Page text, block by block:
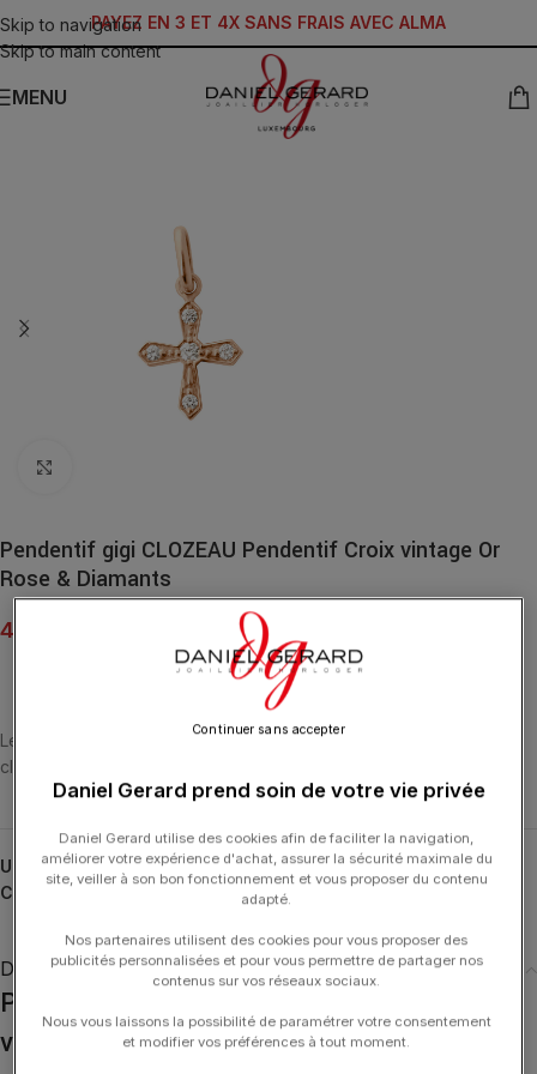
Skip to navigation
Skip to main content
PAYEZ EN 3 ET 4X SANS FRAIS AVEC ALMA
MENU
Pendentif gigi CLOZEAU Pendentif Croix vintage Or
Rose & Diamants
475.00
Le pendentif croix vintage en or rose 18 carats et diamants est un
classique de la collection Gigi.
UGS :B5CV002-R
Catégories :
Madone Pendentifs
Description
Pendentif gigi CLOZEAU Pendentif Croix
vintage Or Rose & Diamants
Daniel Gerard prend soin de votre vie privée
Daniel Gerard utilise des cookies afin de faciliter la navigation,
améliorer votre expérience d'achat, assurer la sécurité maximale du
site, veiller à son bon fonctionnement et vous proposer du contenu
adapté.
Nos partenaires utilisent des cookies pour vous proposer des
publicités personnalisées et pour vous permettre de partager nos
contenus sur vos réseaux sociaux.
Nous vous laissons la possibilité de paramétrer votre consentement
et modifier vos préférences à tout moment.
Continuer sans accepter